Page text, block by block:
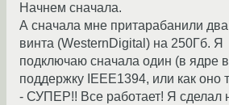
Начнем сначала.
А сначала мне притарабанили
винта (WesternDigital) на 250Гб. Я
подключаю сначала один (в ядре
поддержку IEEE1394, или как оно
- СУПЕР!! Все работает! Я сделал